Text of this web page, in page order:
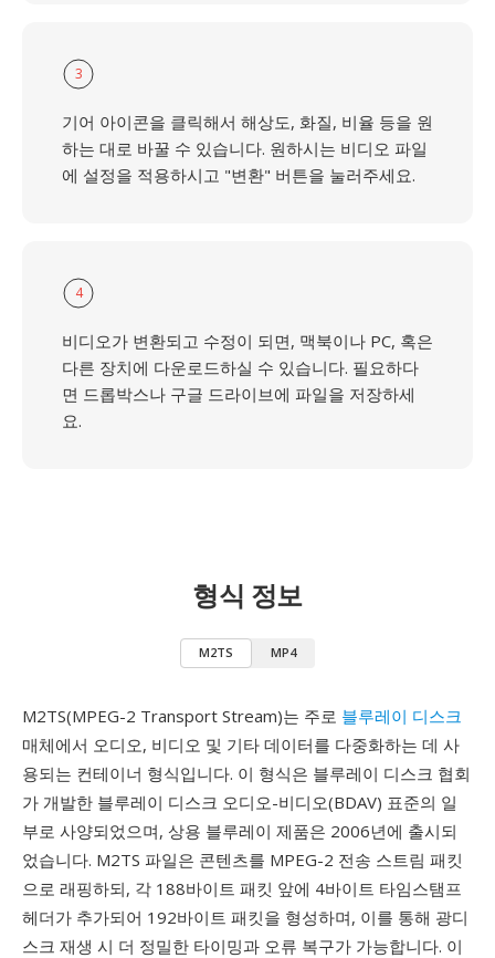
3
기어 아이콘을 클릭해서 해상도, 화질, 비율 등을 원
하는 대로 바꿀 수 있습니다. 원하시는 비디오 파일
에 설정을 적용하시고 "변환" 버튼을 눌러주세요.
4
비디오가 변환되고 수정이 되면, 맥북이나 PC, 혹은
다른 장치에 다운로드하실 수 있습니다. 필요하다
면 드롭박스나 구글 드라이브에 파일을 저장하세
요.
형식 정보
M2TS MP4
M2TS(MPEG-2 Transport Stream)는 주로 블루레이 디스크
매체에서 오디오, 비디오 및 기타 데이터를 다중화하는 데 사
용되는 컨테이너 형식입니다. 이 형식은 블루레이 디스크 협회
가 개발한 블루레이 디스크 오디오-비디오(BDAV) 표준의 일
부로 사양되었으며, 상용 블루레이 제품은 2006년에 출시되
었습니다. M2TS 파일은 콘텐츠를 MPEG-2 전송 스트림 패킷
으로 래핑하되, 각 188바이트 패킷 앞에 4바이트 타임스탬프
헤더가 추가되어 192바이트 패킷을 형성하며, 이를 통해 광디
스크 재생 시 더 정밀한 타이밍과 오류 복구가 가능합니다. 이